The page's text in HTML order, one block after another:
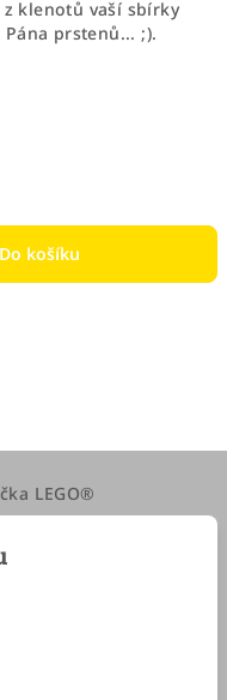
klenotů vaší sbírky
prstenů... ;).
Do košíku
LEGO®